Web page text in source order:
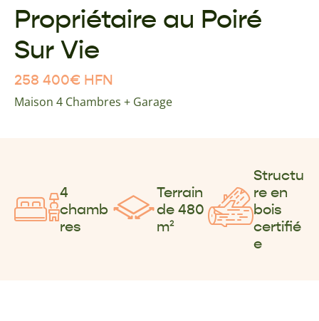
Propriétaire au Poiré
Sur Vie
258 400€ HFN
Maison 4 Chambres + Garage
4
chamb
res
Terrain
de 480
m²
Structu
re en
bois
certifié
e